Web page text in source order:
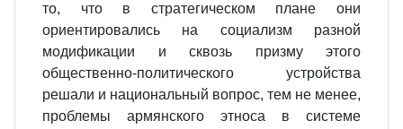
то, что в стратегическом плане они
ориентировались на социализм разной
модификации и сквозь призму этого
общественно-политического устройства
решали и национальный вопрос, тем не менее,
проблемы армянского этноса в системе